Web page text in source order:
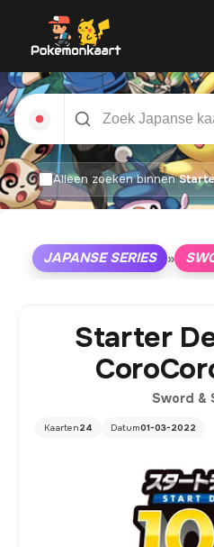
Alleen zoeken binnen
JAPANSE SERIES »
Starter
Sword &
Kaarten24 Datum01-03-2022